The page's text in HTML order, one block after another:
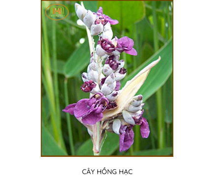
CÂY HỒNG HẠC